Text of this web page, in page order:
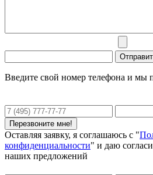
Введите свой номер телефона и мы
Оставляя заявку, я соглашаюсь с "
конфиденциальности" и даю
наших предложений